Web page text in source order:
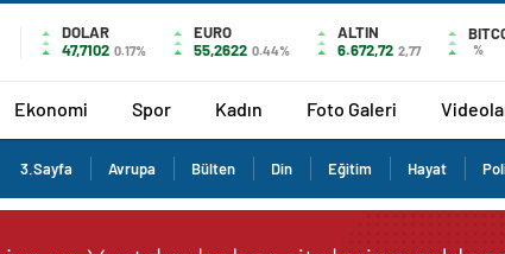
DOLAR
47,7102 0.17%
EURO
55,2622 0.44%
ALTIN
6.672,72 2,77 %
Ekonomi Spor Kadın Foto Galeri
3.Sayfa Avrupa Bülten Din Eğitim Hayat